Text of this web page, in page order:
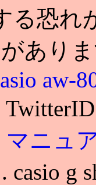
る恐れ
あり
aw-
マニュ
g